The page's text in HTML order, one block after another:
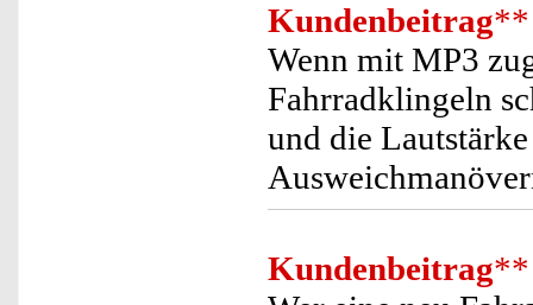
Kundenbeitrag**
Wenn mit MP3
Fahrradklingeln
und die
Kundenbeitrag**